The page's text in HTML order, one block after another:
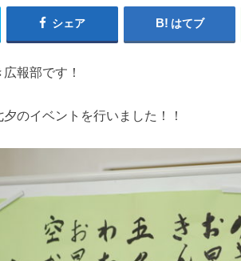
シェア はてブ
報部です！
のイベントを行いました！！